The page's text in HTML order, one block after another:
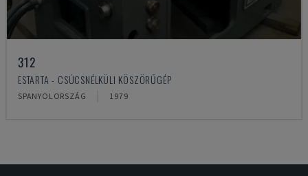
312
ESTARTA - CSÚCSNÉLKÜLI KÖSZÖRŰGÉP
SPANYOLORSZÁG 1979